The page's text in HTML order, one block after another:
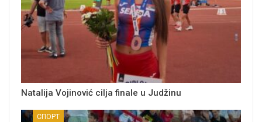
Natalija Vojinović cilja finale u Judžinu
СПОРТ